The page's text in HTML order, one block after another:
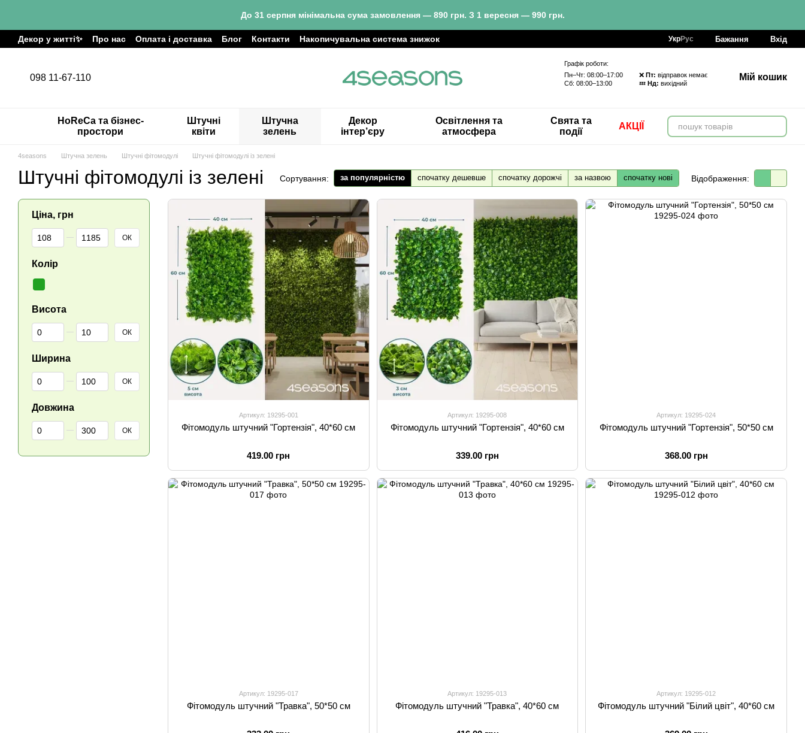
До 31 серпня мінімальна сума замовлення — 890 грн. З 1 вересня — 990 грн.
Декор у житті✨ Про нас Оплата і доставка Блог Контакти Накопичувальна система знижок УкрРус Бажання Вхід
098 11-67-110
Графік роботи:
Пн–Чт: 08:00–17:00 ❌ Пт: відправок немає
Сб: 08:00–13:00 💤 Нд: вихідний
Мій кошик
HoReCa та бізнес-
простори
Штучні
квіти
Штучна
зелень
Декор
інтер’єру
Освітлення та
атмосфера
Свята та
події
АКЦІЇ
4seasons Штучна зелень Штучні фітомодулі Штучні фітомодулі із зелені
Штучні фітомодулі із зелені Сортування: за популярністю спочатку дешевше спочатку дорожчі за назвою спочатку нові Відображення:
Артикул: 19295-001
Фітомодуль штучний "Гортензія", 40*60 см
419.00 грн
Артикул: 19295-008
Фітомодуль штучний "Гортензія", 40*60 см
339.00 грн
Артикул: 19295-024
Фітомодуль штучний "Гортензія", 50*50 см
368.00 грн
Артикул: 19295-017
Фітомодуль штучний "Травка", 50*50 см
Артикул: 19295-013
Фітомодуль штучний "Травка", 40*60 см
Артикул: 19295-012
Фітомодуль штучний "Білий цвіт", 40*60 см
Ціна, грн
Від Ціна, грн
До Ціна, грн ОК
Колір
Висота
Від Висота
До Висота ОК
Ширина
Від Ширина
До Ширина ОК
Довжина
Від Довжина
До Довжина ОК